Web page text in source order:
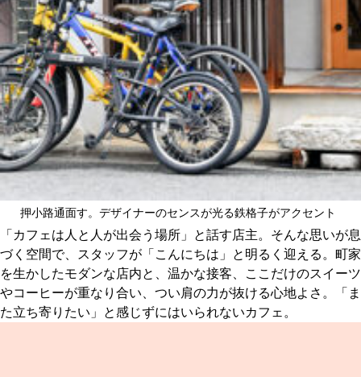
押小路通面す。デザイナーのセンスが光る鉄格子がアクセント
「カフェは人と人が出会う場所」と話す店主。そんな思いが息
づく空間で、スタッフが「こんにちは」と明るく迎える。町家
を生かしたモダンな店内と、温かな接客、ここだけのスイーツ
やコーヒーが重なり合い、つい肩の力が抜ける心地よさ。「ま
た立ち寄りたい」と感じずにはいられないカフェ。